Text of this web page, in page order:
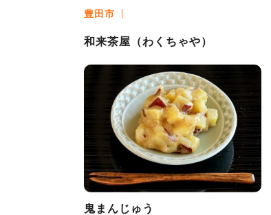
豊田市
和来茶屋（わくちゃや）
鬼まんじゅう